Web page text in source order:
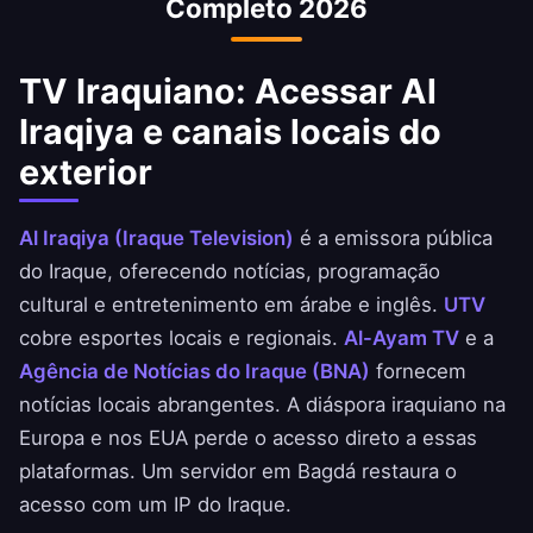
Completo 2026
TV Iraquiano: Acessar Al
Iraqiya e canais locais do
exterior
Al Iraqiya (Iraque Television) é a emissora pública
do Iraque, oferecendo notícias, programação
cultural e entretenimento em árabe e inglês. UTV
cobre esportes locais e regionais. Al-Ayam TV e a
Agência de Notícias do Iraque (BNA) fornecem
notícias locais abrangentes. A diáspora iraquiano na
Europa e nos EUA perde o acesso direto a essas
plataformas. Um servidor em Bagdá restaura o
acesso com um IP do Iraque.